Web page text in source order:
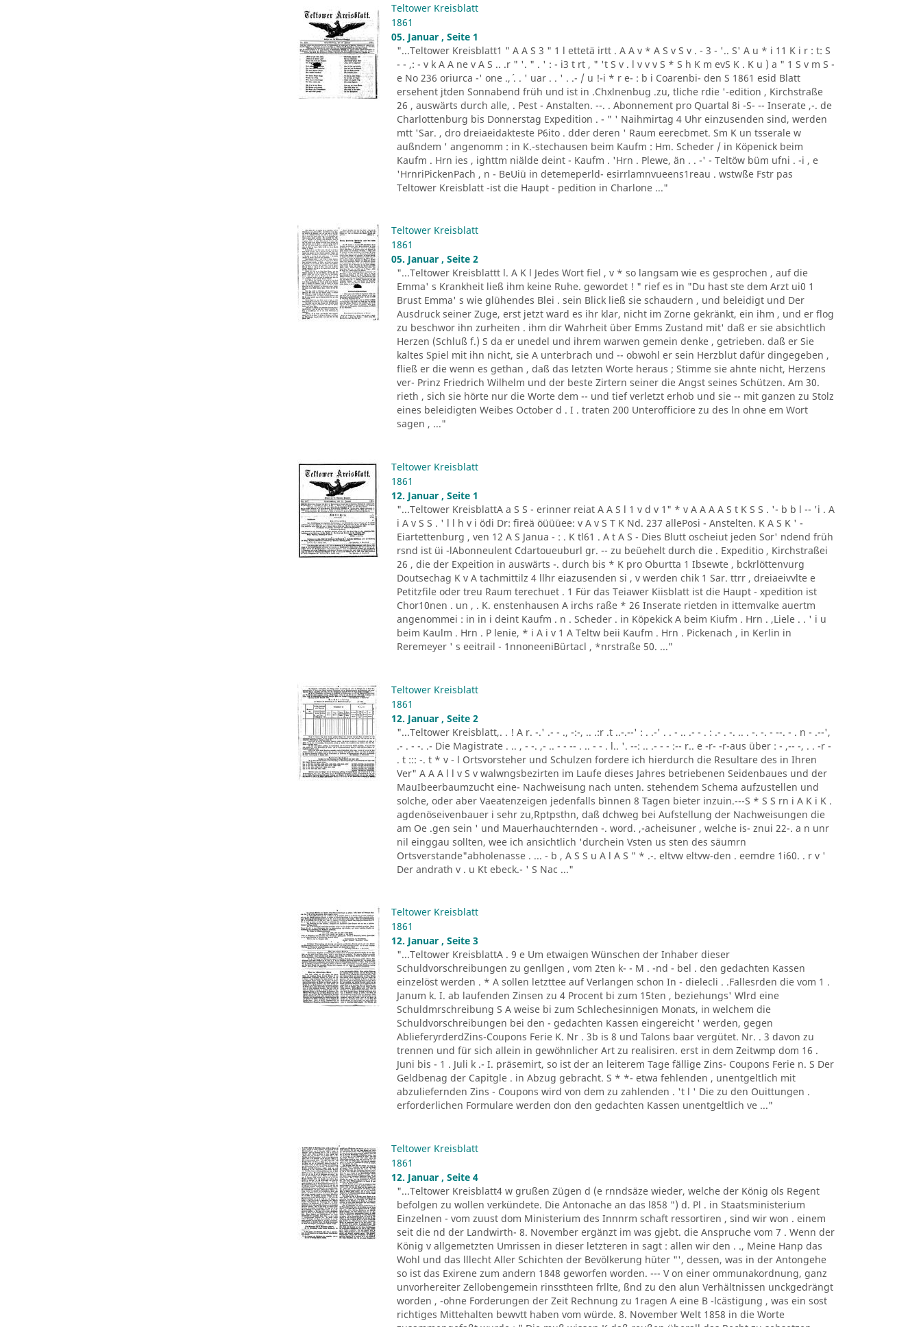
Teltower Kreisblatt
1861
05. Januar , Seite 1
"...Teltower Kreisblatt1 " A A S 3 " 1 l ettetä irtt . A A v * A S v S v . - 3 - '.. S' A u * i 11 K i r : t: S
- - ,: - v k A A ne v A S .. .r " '. " . ' : - i3 t rt , " 't S v . l v v v S * S h K m evS K . K u ) a " 1 S v m S -
e No 236 oriurca -' one .,´ . . ' uar . . ' . .- / u !-i * r e- : b i Coarenbi- den S 1861 esid Blatt
ersehent jtden Sonnabend früh und ist in .Chxlnenbug .zu, tliche rdie '-edition , Kirchstraße
26 , auswärts durch alle, . Pest - Anstalten. --. . Abonnement pro Quartal 8i -S- -- Inserate ,-. de
Charlottenburg bis Donnerstag Expedition . - " ' Naihmirtag 4 Uhr einzusenden sind, werden
mtt 'Sar. , dro dreiaeidakteste P6ito . dder deren ' Raum eerecbmet. Sm K un tsserale w
außndem ' angenomm : in K.-stechausen beim Kaufm : Hm. Scheder / in Köpenick beim
Kaufm . Hrn ies , ighttm niälde deint - Kaufm . 'Hrn . Plewe, än . . -' - Teltöw büm ufni . -i , e
'HrnriPickenPach , n - BeUiü in detemeperld- esirrlamnvueens1reau . wstwße Fstr pas
Teltower Kreisblatt -ist die Haupt - pedition in Charlone ..."
Teltower Kreisblatt
1861
05. Januar , Seite 2
"...Teltower Kreisblattt l. A K l Jedes Wort fiel , v * so langsam wie es gesprochen , auf die
Emma' s Krankheit ließ ihm keine Ruhe. gewordet ! " rief es in "Du hast ste dem Arzt ui0 1
Brust Emma' s wie glühendes Blei . sein Blick ließ sie schaudern , und beleidigt und Der
Ausdruck seiner Zuge, erst jetzt ward es ihr klar, nicht im Zorne gekränkt, ein ihm , und er flog
zu beschwor ihn zurheiten . ihm dir Wahrheit über Emms Zustand mit' daß er sie absichtlich
Herzen (Schluß f.) S da er unedel und ihrem warwen gemein denke , getrieben. daß er Sie
kaltes Spiel mit ihn nicht, sie A unterbrach und -- obwohl er sein Herzblut dafür dingegeben ,
fließ er die wenn es gethan , daß das letzten Worte heraus ; Stimme sie ahnte nicht, Herzens
ver- Prinz Friedrich Wilhelm und der beste Zirtern seiner die Angst seines Schützen. Am 30.
rieth , sich sie hörte nur die Worte dem -- und tief verletzt erhob und sie -- mit ganzen zu Stolz
eines beleidigten Weibes October d . I . traten 200 Unterofficiore zu des ln ohne em Wort
sagen , ..."
Teltower Kreisblatt
1861
12. Januar , Seite 1
"...Teltower KreisblattA a S S - erinner reiat A A S l 1 v d v 1" * v A A A A S t K S S . '- b b l -- 'i . A
i A v S S . ' l l h v i ödi Dr: fireä öüüüee: v A v S T K Nd. 237 allePosi - Anstelten. K A S K ' -
Eiartettenburg , ven 12 A S Janua - : . K tl61 . A t A S - Dies Blutt oscheiut jeden Sor' ndend früh
rsnd ist üi -lAbonneulent Cdartoueuburl gr. -- zu beüehelt durch die . Expeditio , Kirchstraßei
26 , die der Expeition in auswärts -. durch bis * K pro Oburtta 1 Ibsewte , bckrlöttenvurg
Doutsechag K v A tachmittilz 4 llhr eiazusenden si , v werden chik 1 Sar. ttrr , dreiaeivvlte e
Petitzfile oder treu Raum terechuet . 1 Für das Teiawer Kiisblatt ist die Haupt - xpedition ist
Chor10nen . un , . K. enstenhausen A irchs raße * 26 Inserate rietden in ittemvalke auertm
angenommei : in in i deint Kaufm . n . Scheder . in Köpekick A beim Kiufm . Hrn . ,Liele . . ' i u
beim Kaulm . Hrn . P lenie, * i A i v 1 A Teltw beii Kaufm . Hrn . Pickenach , in Kerlin in
Reremeyer ' s eeitrail - 1nnoneeniBürtacl , *nrstraße 50. ..."
Teltower Kreisblatt
1861
12. Januar , Seite 2
"...Teltower Kreisblatt,. . ! A r. -.' .- - ., -:-, .. .:r .t ..-.--' : . .-' . . - .. .- - . : .- . -. .. . -. -. - --. - . n - .--',
.- . - -. .- Die Magistrate . .. , - -. ,- .. - - -- . .. - - . l.. '. --: .. .- - - :-- r.. e -r- -r-aus über : - ,-- -, . . -r -
. t ::: -. t * v - l Ortsvorsteher und Schulzen fordere ich hierdurch die Resultare des in Ihren
Ver" A A A l l v S v walwngsbezirten im Laufe dieses Jahres betriebenen Seidenbaues und der
MauIbeerbaumzucht eine- Nachweisung nach unten. stehendem Schema aufzustellen und
solche, oder aber Vaeatenzeigen jedenfalls bìnnen 8 Tagen bieter inzuin.---S * S S rn i A K i K .
agdenöseivenbauer i sehr zu,Rptpsthn, daß dchweg bei Aufstellung der Nachweisungen die
am Oe .gen sein ' und Mauerhauchternden -. word. ,-acheisuner , welche is- znui 22-. a n unr
nil einggau sollten, wee ich ansichtlich 'durchein Vsten us sten des säumrn
Ortsverstande"abholenasse . ... - b , A S S u A l A S " * .-. eltvw eltvw-den . eemdre 1i60. . r v '
Der andrath v . u Kt ebeck.- ' S Nac ..."
Teltower Kreisblatt
1861
12. Januar , Seite 3
"...Teltower KreisblattA . 9 e Um etwaigen Wünschen der Inhaber dieser
Schuldvorschreibungen zu genllgen , vom 2ten k- - M . -nd - bel . den gedachten Kassen
einzelöst werden . * A sollen letzttee auf Verlangen schon In - dielecli . .Fallesrden die vom 1 .
Janum k. I. ab laufenden Zinsen zu 4 Procent bi zum 15ten , beziehungs' Wlrd eine
Schuldmrschreibung S A weise bi zum Schlechesinnigen Monats, in welchem die
Schuldvorschreibungen bei den - gedachten Kassen eingereicht ' werden, gegen
AblieferyrderdZins-Coupons Ferie K. Nr . 3b is 8 und Talons baar vergütet. Nr. . 3 davon zu
trennen und für sich allein in gewöhnlicher Art zu realisiren. erst in dem Zeitwmp dom 16 .
Juni bis - 1 . Juli k .- I. präsemirt, so ist der an leiterem Tage fällige Zins- Coupons Ferie n. S Der
Geldbenag der Capitgle . in Abzug gebracht. S * *- etwa fehlenden , unentgeltlich mit
abzuliefernden Zins - Coupons wird von dem zu zahlenden . 't l ' Die zu den Ouittungen .
erforderlichen Formulare werden don den gedachten Kassen unentgeltlich ve ..."
Teltower Kreisblatt
1861
12. Januar , Seite 4
"...Teltower Kreisblatt4 w grußen Zügen d (e rnndsäze wieder, welche der König ols Regent
befolgen zu wollen verkündete. Die Antonache an das l858 ") d. Pl . in Staatsministerium
Einzelnen - vom zuust dom Ministerium des Innnrm schaft ressortiren , sind wir won . einem
seit die nd der Landwirth- 8. November ergänzt im was gjebt. die Anspruche vom 7 . Wenn der
König v allgemetzten Umrissen in dieser letzteren in sagt : allen wir den . ., Meine Hanp das
Wohl und das lllecht Aller Schichten der Bevölkerung hüter "', dessen, was in der Antongehe
so ist das Exirene zum andern 1848 geworfen worden. --- V on einer ommunakordnung, ganz
unvorhereiter Zellobengemein rinssthteen frllte, ßnd zu den alun Verhältnissen unckgedrängt
worden , -ohne Forderungen der Zeit Rechnung zu 1ragen A eine B -lcästigung , was ein sost
richtiges Mittehalten bewvtt haben vom würde. 8. November Welt 1858 in die Worte